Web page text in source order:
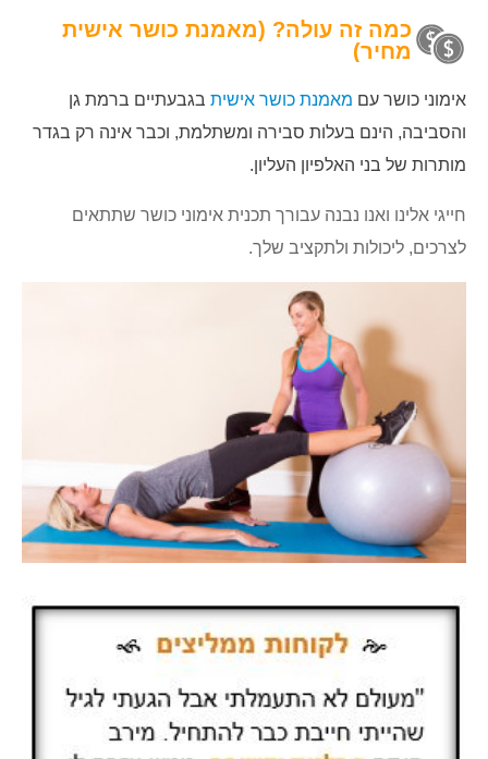
כמה זה עולה? (מאמנת כושר אישית
מחיר)
אימוני כושר עם מאמנת כושר אישית בגבעתיים ברמת גן
והסביבה, הינם בעלות סבירה ומשתלמת, וכבר אינה רק בגדר
מותרות של בני האלפיון העליון.
חייגי אלינו ואנו נבנה עבורך תכנית אימוני כושר שתתאים
לצרכים, ליכולות ולתקציב שלך.